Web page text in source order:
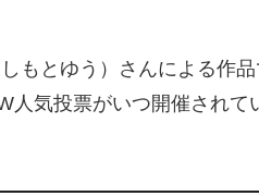
もとゆう）さんによる作品
人気投票がいつ開催され